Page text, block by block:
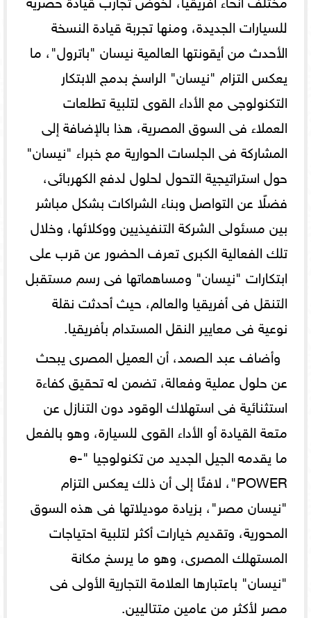
للسيارات الجديدة، ومنها تجربة قيادة النسخة
الأحدث من أيقونتها العالمية نيسان "باترول"، ما
يعكس التزام "نيسان" الراسخ بدمج الابتكار
التكنولوجى مع الأداء القوى لتلبية تطلعات
العملاء فى السوق المصرية، هذا بالإضافة إلى
المشاركة فى الجلسات الحوارية مع خبراء "نيسان"
حول استراتيجية التحول لحلول لدفع الكهربائى،
فضلًا عن التواصل وبناء الشراكات بشكل مباشر
بين مسئولى الشركة التنفيذيين ووكلائها، وخلال
تلك الفعالية الكبرى تعرف الحضور عن قرب على
ابتكارات "نيسان" ومساهماتها فى رسم مستقبل
التنقل فى أفريقيا والعالم، حيث أحدثت نقلة
نوعية فى معايير النقل المستدام بأفريقيا.
وأضاف عبد الصمد، أن العميل المصرى يبحث
عن حلول عملية وفعالة، تضمن له تحقيق كفاءة
استثنائية فى استهلاك الوقود دون التنازل عن
متعة القيادة أو الأداء القوى للسيارة، وهو بالفعل
ما يقدمه الجيل الجديد من تكنولوجيا "e-
POWER"، لافتًا إلى أن ذلك يعكس التزام
"نيسان مصر"، بزيادة موديلاتها فى هذه السوق
المحورية، وتقديم خيارات أكثر لتلبية احتياجات
المستهلك المصرى، وهو ما يرسخ مكانة
"نيسان" باعتبارها العلامة التجارية الأولى فى
مصر لأكثر من عامين متتاليين.